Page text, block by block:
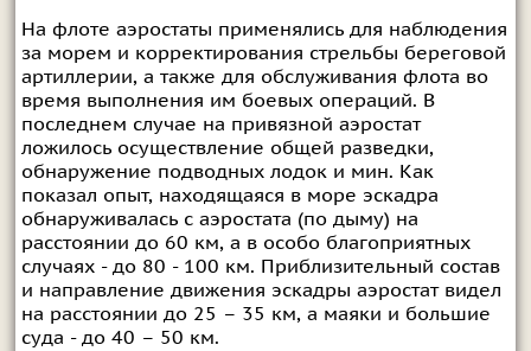
На флоте аэростаты применялись для наблюдения
за морем и корректирования стрельбы береговой
артиллерии, а также для обслуживания флота во
время выполнения им боевых операций. В
последнем случае на привязной аэростат
ложилось осуществление общей разведки,
обнаружение подводных лодок и мин. Как
показал опыт, находящаяся в море эскадра
обнаруживалась с аэростата (по дыму) на
расстоянии до 60 км, а в особо благоприятных
случаях - до 80 - 100 км. Приблизительный состав
и направление движения эскадры аэростат видел
на расстоянии до 25 – 35 км, а маяки и большие
суда - до 40 – 50 км.